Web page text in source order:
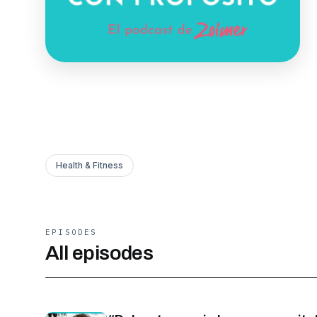
Health & Fitness
EPISODES
All episodes